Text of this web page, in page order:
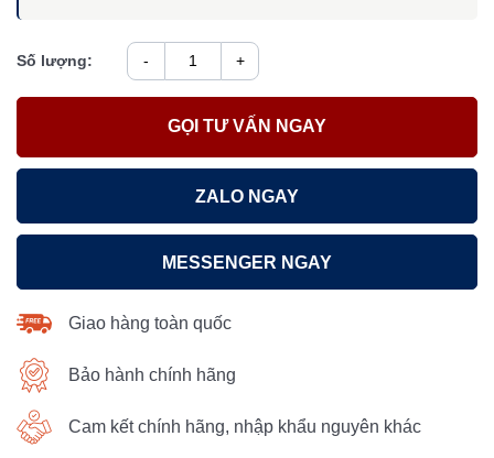
Số lượng: - +
GỌI TƯ VẤN NGAY
ZALO NGAY
MESSENGER NGAY
Giao hàng toàn quốc
Bảo hành chính hãng
Cam kết chính hãng, nhập khẩu nguyên khác